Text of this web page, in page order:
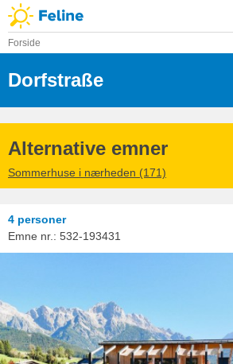
Forside
Dorfstraße
- 5761
- Maria Alm
Alternative emner
Sommerhuse i nærheden (171)
4 personer
Emne nr.: 532-193431